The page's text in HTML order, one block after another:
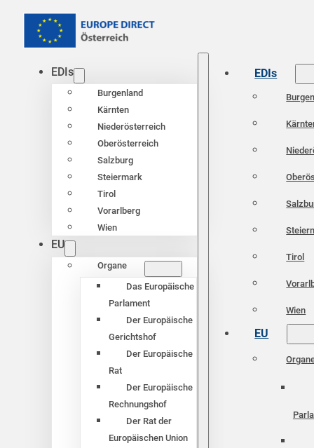
EDIs
Burgenland
Kärnten
Niederösterreich
Oberösterreich
Salzburg
Steiermark
Tirol
Vorarlberg
Wien
EU
Organe
Das Europäische
Parlament
Der Europäische
Gerichtshof
Der Europäische
Rat
Der Europäische
Rechnungshof
Der Rat der
Europäischen Union
EDIs
Tirol
Wien
EU